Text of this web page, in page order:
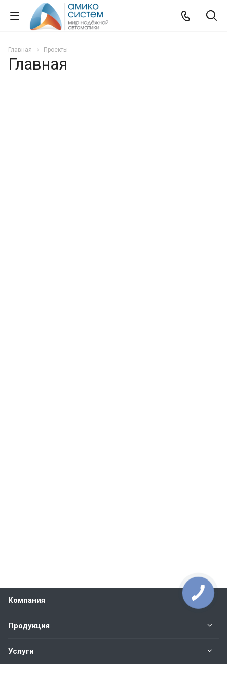
Главная Проекты
Главная
Компания
Продукция
Услуги